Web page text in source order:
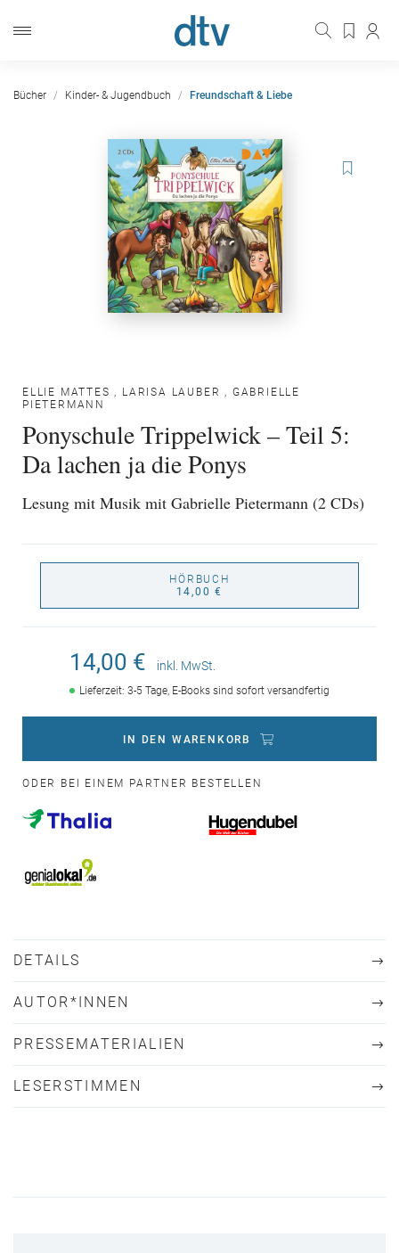
Bücher Kinder- & Jugendbuch Freundschaft & Liebe
ELLIE MATTES , LARISA LAUBER , GABRIELLE
PIETERMANN
Ponyschule Trippelwick – Teil 5:
Da lachen ja die Ponys
Lesung mit Musik mit Gabrielle Pietermann (2 CDs)
HÖRBUCH
14,00 €
14,00 € inkl. MwSt.
Lieferzeit: 3-5 Tage, E-Books sind sofort versandfertig
IN DEN WARENKORB
ODER BEI EINEM PARTNER BESTELLEN
DETAILS
AUTOR*INNEN
PRESSEMATERIALIEN
LESERSTIMMEN